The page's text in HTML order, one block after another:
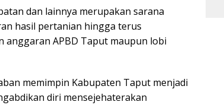
dan lainnya merupakan sarana
hasil pertanian hingga terus
anggaran APBD Taput maupun lobi
memimpin Kabupaten Taput menjadi
diri mensejehaterakan